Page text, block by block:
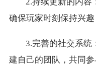
确保玩家时刻保持兴趣
3.完善的社交系统
建自己的团队，共同参